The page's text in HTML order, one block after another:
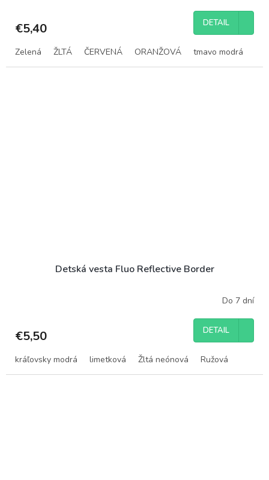
€5,40 DETAIL
Zelená ŽLTÁ ČERVENÁ ORANŽOVÁ tmavo modrá
Detská vesta Fluo Reflective Border
Do 7 dní
€5,50 DETAIL
kráľovsky modrá limetková Žltá neónová Ružová